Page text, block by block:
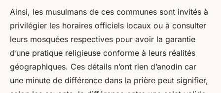
Ainsi, les musulmans de ces communes sont invités à
privilégier les horaires officiels locaux ou à consulter
leurs mosquées respectives pour avoir la garantie
d’une pratique religieuse conforme à leurs réalités
géographiques. Ces détails n’ont rien d’anodin car
une minute de différence dans la prière peut signifier,